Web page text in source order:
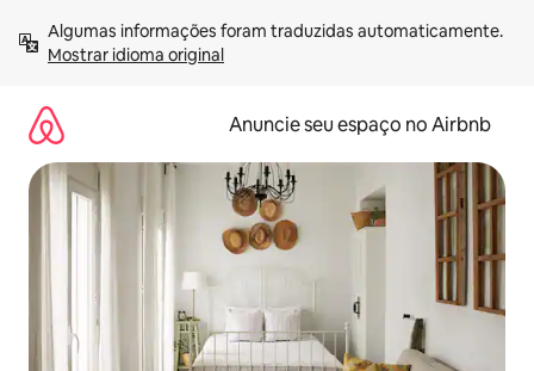
para
Mostrar idioma original
Anuncie seu espaço no Airbnb